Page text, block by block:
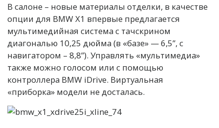
В салоне – новые материалы отделки, в качестве
опции для BMW X1 впервые предлагается
мультимедийная система с тачскрином
диагональю 10,25 дюйма (в «базе» — 6,5”, с
навигатором – 8,8”). Управлять «мультимедиа»
также можно голосом или с помощью
контроллера BMW iDrive. Виртуальная
«приборка» модели не досталась.